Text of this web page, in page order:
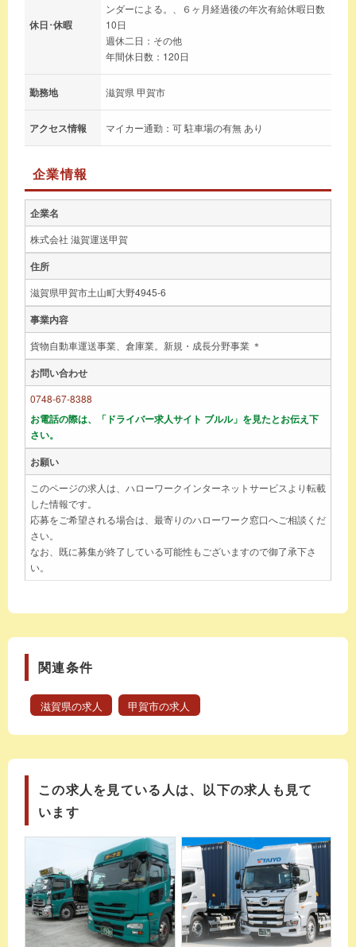
休日･休暇
ンダーによる。、６ヶ月経過後の年次有給休暇日数
10日
週休二日：その他
年間休日数：120日
勤務地 滋賀県 甲賀市
アクセス情報 マイカー通勤：可 駐車場の有無 あり
企業情報
企業名
株式会社 滋賀運送甲賀
住所
滋賀県甲賀市土山町大野4945-6
事業内容
貨物自動車運送事業、倉庫業。新規・成長分野事業 ＊
お問い合わせ
0748-67-8388
お電話の際は、「ドライバー求人サイト ブルル」を見たとお伝え下
さい。
お願い
このページの求人は、ハローワークインターネットサービスより転載
した情報です。
応募をご希望される場合は、最寄りのハローワーク窓口へご相談くだ
さい。
なお、既に募集が終了している可能性もございますので御了承下さ
い。
関連条件
滋賀県の求人 甲賀市の求人
この求人を見ている人は、以下の求人も見て
います